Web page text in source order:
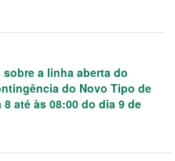
a linha aberta do
do Novo Tipo de
até às 08:00 do dia 9 de